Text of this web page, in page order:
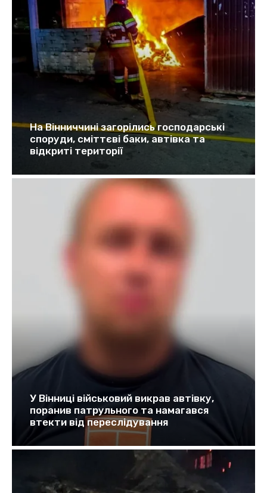
На Вінниччині загорілись господарські
споруди, сміттєві баки, автівка та
відкриті території
У Вінниці військовий викрав автівку,
поранив патрульного та намагався
втекти від переслідування